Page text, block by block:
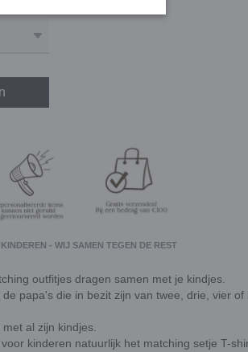
- WIJ SAMEN TEGEN DE REST
outfitjes dragen samen met je kindjes.
papa's die in bezit zijn van twee, drie, vier
al zijn kindjes.
kinderen natuurlijk het matching setje T-